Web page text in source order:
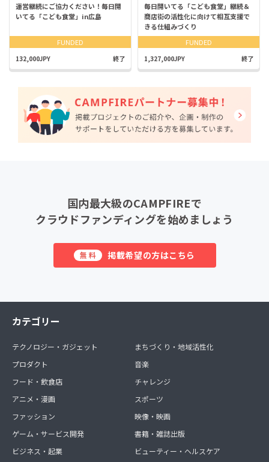
運営継続にご協力ください！毎日開
いてる「こども食堂」in広島
FUNDED
132,000JPY 終了
毎日開いてる「こども食堂」継続＆
商店街の活性化に向けて相互支援で
きる仕組みづくり
FUNDED
1,327,000JPY 終了
国内最大級のCAMPFIREで
クラウドファンディングを始めましょう
無料 掲載希望の方はこちら
カテゴリー
テクノロジー・ガジェット
プロダクト
フード・飲食店
アニメ・漫画
ファッション
ゲーム・サービス開発
ビジネス・起業
まちづくり・地域活性化
音楽
チャレンジ
スポーツ
映像・映画
書籍・雑誌出版
ビューティー・ヘルスケア